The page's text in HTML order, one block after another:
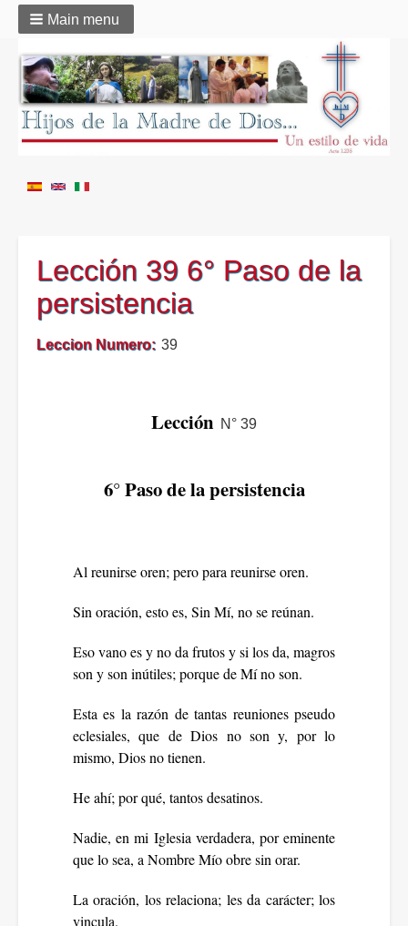
Main menu
Lección 39 6° Paso de la
persistencia
Leccion Numero 39
Lección N° 39
6° Paso de la persistencia
Al reunirse oren; pero para reunirse oren.
Sin oración, esto es, Sin Mí, no se reúnan.
Eso vano es y no da frutos y si los da, magros
son y son inútiles; porque de Mí no son.
Esta es la razón de tantas reuniones pseudo
eclesiales, que de Dios no son y, por lo
mismo, Dios no tienen.
He ahí; por qué, tantos desatinos.
Nadie, en mi Iglesia verdadera, por eminente
que lo sea, a Nombre Mío obre sin orar.
La oración, los relaciona; les da carácter; los
vincula.